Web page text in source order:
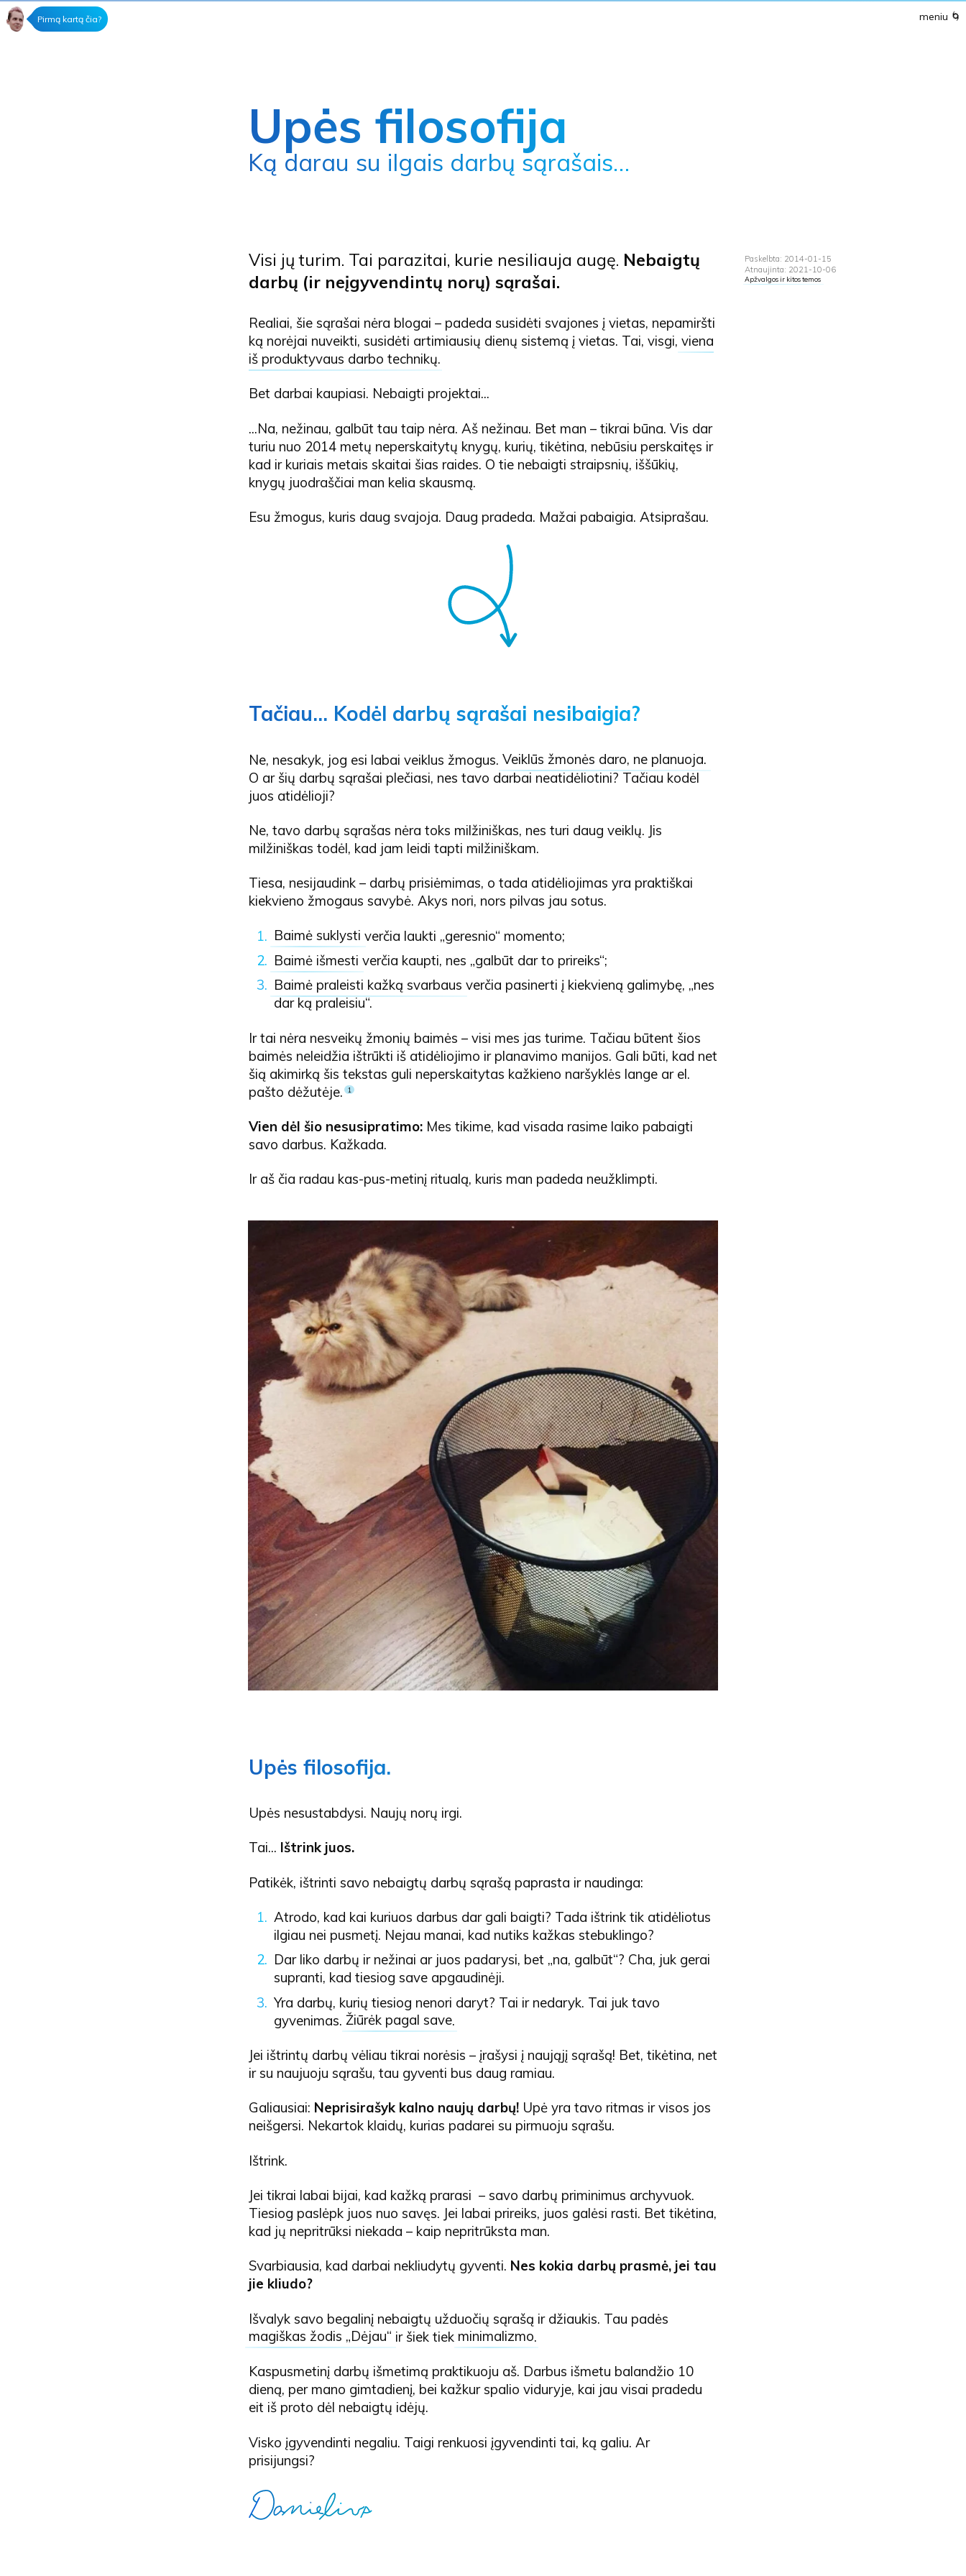
Pirmą kartą čia? meniu 🌀
Upės filosofija
Ką darau su ilgais darbų sąrašais…
Paskelbta: 2014-01-15
Atnaujinta: 2021-10-06
Apžvalgos ir kitos temos
Visi jų turim. Tai parazitai, kurie nesiliauja augę. Nebaigtų
darbų (ir neįgyvendintų norų) sąrašai.
Realiai, šie sąrašai nėra blogai – padeda susidėti svajones į vietas, nepamiršti
ką norėjai nuveikti, susidėti artimiausių dienų sistemą į vietas. Tai, visgi, viena
iš produktyvaus darbo technikų.
Bet darbai kaupiasi. Nebaigti projektai...
...Na, nežinau, galbūt tau taip nėra. Aš nežinau. Bet man – tikrai būna. Vis dar
turiu nuo 2014 metų neperskaitytų knygų, kurių, tikėtina, nebūsiu perskaitęs ir
kad ir kuriais metais skaitai šias raides. O tie nebaigti straipsnių, iššūkių,
knygų juodraščiai man kelia skausmą.
Esu žmogus, kuris daug svajoja. Daug pradeda. Mažai pabaigia. Atsiprašau.
Tačiau... Kodėl darbų sąrašai nesibaigia?
Ne, nesakyk, jog esi labai veiklus žmogus. Veiklūs žmonės daro, ne planuoja.
O ar šių darbų sąrašai plečiasi, nes tavo darbai neatidėliotini? Tačiau kodėl
juos atidėlioji?
Ne, tavo darbų sąrašas nėra toks milžiniškas, nes turi daug veiklų. Jis
milžiniškas todėl, kad jam leidi tapti milžiniškam.
Tiesa, nesijaudink – darbų prisiėmimas, o tada atidėliojimas yra praktiškai
kiekvieno žmogaus savybė. Akys nori, nors pilvas jau sotus.
Baimė suklysti verčia laukti „geresnio“ momento;
Baimė išmesti verčia kaupti, nes „galbūt dar to prireiks“;
Baimė praleisti kažką svarbaus verčia pasinerti į kiekvieną galimybę, „nes
dar ką praleisiu“.
Ir tai nėra nesveikų žmonių baimės – visi mes jas turime. Tačiau būtent šios
baimės neleidžia ištrūkti iš atidėliojimo ir planavimo manijos. Gali būti, kad net
šią akimirką šis tekstas guli neperskaitytas kažkieno naršyklės lange ar el.
pašto dėžutėje.1
Vien dėl šio nesusipratimo:Mes tikime, kad visada rasime laiko pabaigti
savo darbus. Kažkada.
Ir aš čia radau kas-pus-metinį ritualą, kuris man padeda neužklimpti.
Upės filosofija.
Upės nesustabdysi. Naujų norų irgi.
Tai... Ištrink juos.
Patikėk, ištrinti savo nebaigtų darbų sąrašą paprasta ir naudinga:
Atrodo, kad kai kuriuos darbus dar gali baigti? Tada ištrink tik atidėliotus
ilgiau nei pusmetį. Nejau manai, kad nutiks kažkas stebuklingo?
Dar liko darbų ir nežinai ar juos padarysi, bet „na, galbūt“? Cha, juk gerai
supranti, kad tiesiog save apgaudinėji.
Yra darbų, kurių tiesiog nenori daryt? Tai ir nedaryk. Tai juk tavo
gyvenimas. Žiūrėk pagal save.
Jei ištrintų darbų vėliau tikrai norėsis – įrašysi į naująjį sąrašą! Bet, tikėtina, net
ir su naujuoju sąrašu, tau gyventi bus daug ramiau.
Galiausiai: Neprisirašyk kalno naujų darbų!Upė yra tavo ritmas ir visos jos
neišgersi. Nekartok klaidų, kurias padarei su pirmuoju sąrašu.
Ištrink.
Jei tikrai labai bijai, kad kažką prarasi – savo darbų priminimus archyvuok.
Tiesiog paslėpk juos nuo savęs. Jei labai prireiks, juos galėsi rasti. Bet tikėtina,
kad jų nepritrūksi niekada – kaip nepritrūksta man.
Svarbiausia, kad darbai nekliudytų gyventi. Nes kokia darbų prasmė, jei tau
jie kliudo?
Išvalyk savo begalinį nebaigtų užduočių sąrašą ir džiaukis. Tau padės
magiškas žodis „Dėjau“ ir šiek tiek minimalizmo.
Kaspusmetinį darbų išmetimą praktikuoju aš. Darbus išmetu balandžio 10
dieną, per mano gimtadienį, bei kažkur spalio viduryje, kai jau visai pradedu
eit iš proto dėl nebaigtų idėjų.
Visko įgyvendinti negaliu. Taigi renkuosi įgyvendinti tai, ką galiu. Ar
prisijungsi?